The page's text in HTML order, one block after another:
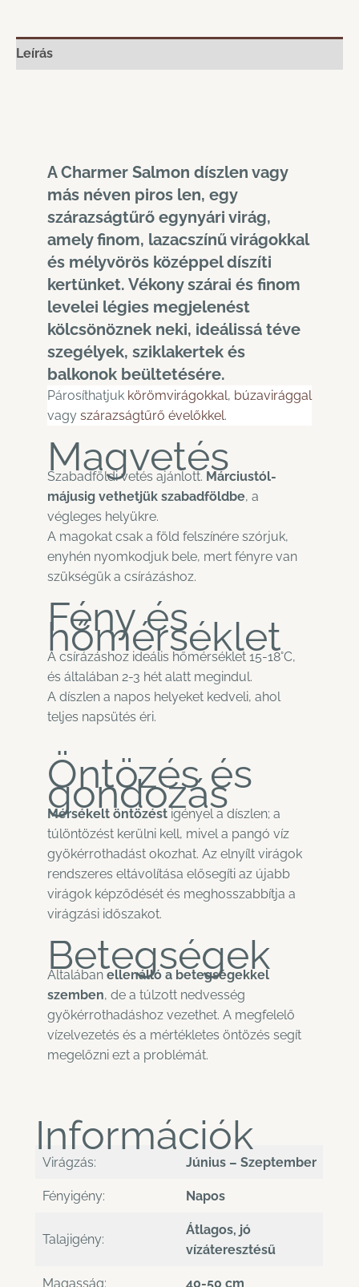
Leírás
A Charmer Salmon díszlen vagy
más néven piros len, egy
szárazságtűrő egynyári virág,
amely finom, lazacszínű virágokkal
és mélyvörös középpel díszíti
kertünket. Vékony szárai és finom
levelei légies megjelenést
kölcsönöznek neki, ideálissá téve
szegélyek, sziklakertek és
balkonok beültetésére.
Párosíthatjuk körömvirágokkal, búzavirággal
vagy szárazságtűrő évelőkkel.
Magvetés
Szabadföldi vetés ajánlott. Márciustól-
májusig vethetjük szabadföldbe, a
végleges helyükre.
A magokat csak a föld felszínére szórjuk,
enyhén nyomkodjuk bele, mert fényre van
szükségük a csírázáshoz.
Fény és
hőmérséklet
A csírázáshoz ideális hőmérséklet 15-18°C,
és általában 2-3 hét alatt megindul.
A díszlen a napos helyeket kedveli, ahol
teljes napsütés éri.
Öntözés és
gondozás
Mérsékelt öntözést igényel a díszlen; a
túlöntözést kerülni kell, mivel a pangó víz
gyökérrothadást okozhat. Az elnyílt virágok
rendszeres eltávolítása elősegíti az újabb
virágok képződését és meghosszabbítja a
virágzási időszakot.
Betegségek
Általában ellenálló a betegségekkel
szemben, de a túlzott nedvesség
gyökérrothadáshoz vezethet. A megfelelő
vízelvezetés és a mértékletes öntözés segít
megelőzni ezt a problémát.
Információk
Virágzás: Június – Szeptember
Fényigény: Napos
Talajigény:
Átlagos, jó
vízáteresztésű
Magasság: 40-50 cm